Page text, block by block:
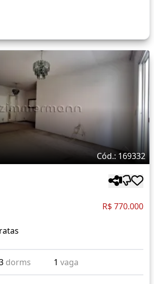
Cód.: 169332
R$ 770.000
dorms 1vaga